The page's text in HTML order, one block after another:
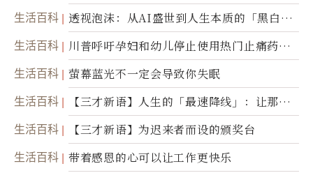
省思
生活百科
透视泡沫：从AI盛世到人生本质的「黑白一
瞬」
生活百科
川普呼吁孕妇和幼儿停止使用热门止痛药泰
诺
生活百科 萤幕蓝光不一定会导致你失眠
生活百科
【三才新语】人生的「最速降线」：让那道
光，带你滑向自己
生活百科 【三才新语】为迟来者而设的颁奖台
生活百科 带着感恩的心可以让工作更快乐